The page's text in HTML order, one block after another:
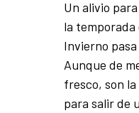
Un alivio
la
Invierno
Aunque de
fresco, son
para salir de